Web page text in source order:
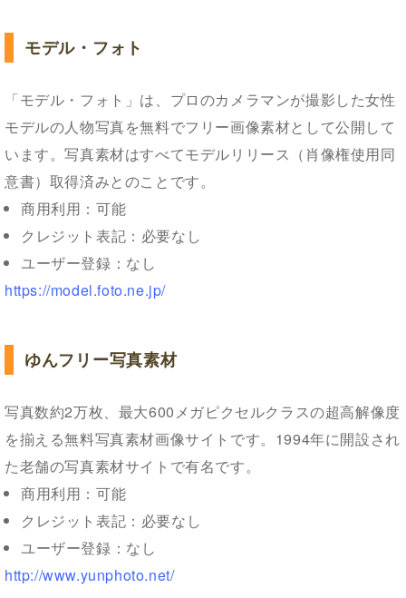
モデル・フォト
「モデル・フォト」は、プロのカメラマンが撮影した女性
モデルの人物写真を無料でフリー画像素材として公開して
います。写真素材はすべてモデルリリース（肖像権使用同
意書）取得済みとのことです。
商用利用：可能
クレジット表記：必要なし
ユーザー登録：なし
https://model.foto.ne.jp/
ゆんフリー写真素材
写真数約2万枚、最大600メガピクセルクラスの超高解像度
を揃える無料写真素材画像サイトです。1994年に開設され
た老舗の写真素材サイトで有名です。
商用利用：可能
クレジット表記：必要なし
ユーザー登録：なし
http://www.yunphoto.net/